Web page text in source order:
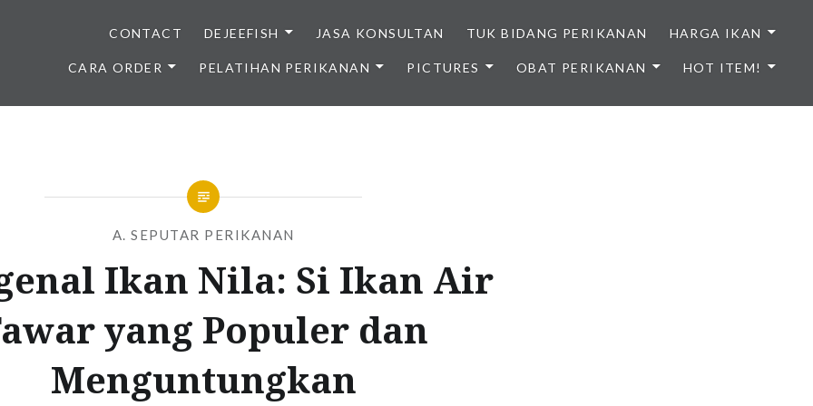
IKAN BERKUALITAS INDONESIA
CONTACT DEJEEFISH JASA KONSULTAN TUK BIDANG PERIKANAN HARGA IKAN
CARA ORDER PELATIHAN PERIKANAN PICTURES OBAT PERIKANAN HOT ITEM!
A. SEPUTAR PERIKANAN
Ikan Nila: Si Ikan Air
yang Populer dan
Menguntungkan